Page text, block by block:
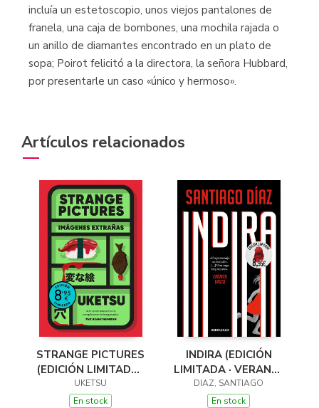
incluía un estetoscopio, unos viejos pantalones de
franela, una caja de bombones, una mochila rajada o
un anillo de diamantes encontrado en un plato de
sopa; Poirot felicitó a la directora, la señora Hubbard,
por presentarle un caso «único y hermoso».
Artículos relacionados
STRANGE PICTURES
(EDICIÓN LIMITADA ·
VERANO)
UKETSU
En stock
INDIRA (EDICIÓN
LIMITADA · VERANO)
(INDIRA RAMOS 3)
DIAZ, SANTIAGO
En stock